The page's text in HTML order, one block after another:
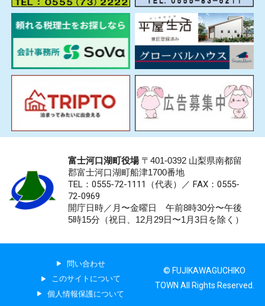
富士河口湖町役場〒401-0392 山梨県南都留
郡富士河口湖町船津1700番地
TEL：0555-72-1111 （代表）／ FAX：0555-
72-0969
開庁日時／月〜金曜日 午前8時30分〜午後
5時15分（祝日、12月29日〜1月3日を除く）
問い合わせ
このサイトについて
個人情報保護について
© FUJIKAWAGUCHIKO
TOWN All Rights Reserved.